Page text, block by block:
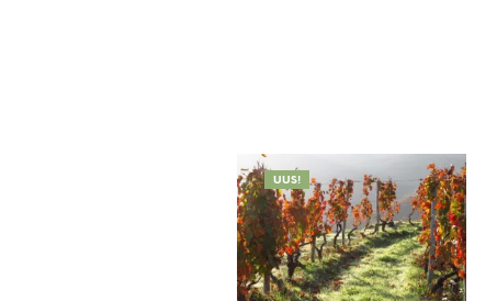
UUS!